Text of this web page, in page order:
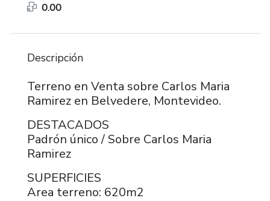
0.00
Descripción
Terreno en Venta sobre Carlos Maria
Ramirez en Belvedere, Montevideo.
DESTACADOS
Padrón único / Sobre Carlos Maria
Ramirez
SUPERFICIES
Area terreno: 620m2